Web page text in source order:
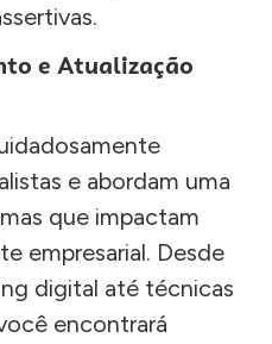
e Atualização
e abordam uma
que impactam
empresarial. Desde
digital até técnicas
encontrará